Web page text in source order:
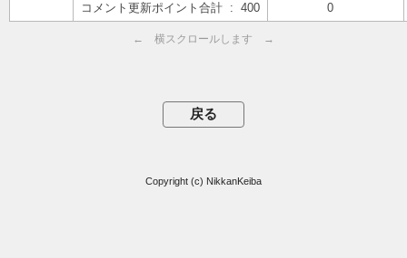
コメント更新ポイント合計 : 400
0
← 横スクロールします →
Copyright (c) NikkanKeiba